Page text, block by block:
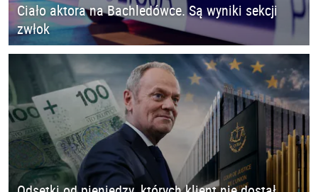
Ciało aktora na Bachledówce. Są wyniki sekcji
zwłok